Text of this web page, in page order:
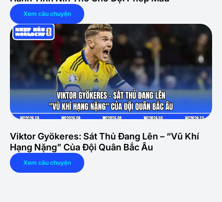
Xem câu chuyện
Viktor Gyökeres: Sát Thủ Đang Lên – “Vũ Khí
Hạng Nặng” Của Đội Quân Bắc Âu
Xem câu chuyện